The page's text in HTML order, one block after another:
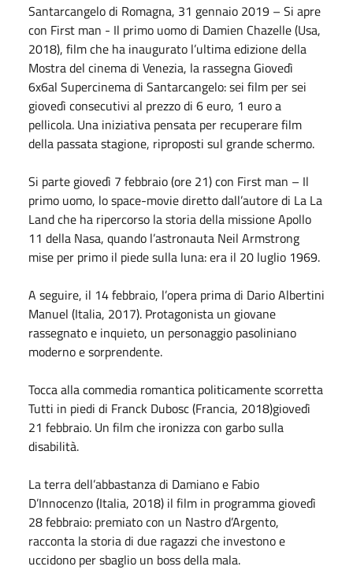
Santarcangelo di Romagna, 31 gennaio 2019 – Si apre
con First man - Il primo uomo di Damien Chazelle (Usa,
2018), film che ha inaugurato l’ultima edizione della
Mostra del cinema di Venezia, la rassegna Giovedì
6x6al Supercinema di Santarcangelo: sei film per sei
giovedì consecutivi al prezzo di 6 euro, 1 euro a
pellicola. Una iniziativa pensata per recuperare film
della passata stagione, riproposti sul grande schermo.
Si parte giovedì 7 febbraio (ore 21) con First man – Il
primo uomo, lo space-movie diretto dall’autore di La La
Land che ha ripercorso la storia della missione Apollo
11 della Nasa, quando l’astronauta Neil Armstrong
mise per primo il piede sulla luna: era il 20 luglio 1969.
A seguire, il 14 febbraio, l’opera prima di Dario Albertini
Manuel (Italia, 2017). Protagonista un giovane
rassegnato e inquieto, un personaggio pasoliniano
moderno e sorprendente.
Tocca alla commedia romantica politicamente scorretta
Tutti in piedi di Franck Dubosc (Francia, 2018)giovedì
21 febbraio. Un film che ironizza con garbo sulla
disabilità.
La terra dell’abbastanza di Damiano e Fabio
D’Innocenzo (Italia, 2018) il film in programma giovedì
28 febbraio: premiato con un Nastro d’Argento,
racconta la storia di due ragazzi che investono e
uccidono per sbaglio un boss della mala.